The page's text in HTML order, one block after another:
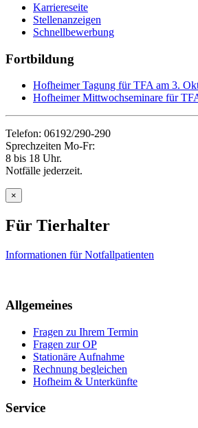
Karriereseite
Stellenanzeigen
Schnellbewerbung
Fortbildung
Hofheimer Tagung für TFA am 3.
Hofheimer Mittwochseminare für
Telefon: 06192/290-290
Sprechzeiten Mo-Fr:
8 bis 18 Uhr.
Notfälle jederzeit.
×
Für Tierhalter
Informationen für Notfallpatienten
Allgemeines
Fragen zu Ihrem Termin
Fragen zur OP
Stationäre Aufnahme
Rechnung begleichen
Hofheim & Unterkünfte
Service